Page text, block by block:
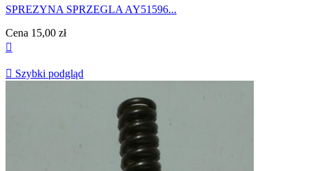
SPREZYNA SPRZEGLA AY51596...
Cena 15,00 zł

 Szybki podgląd